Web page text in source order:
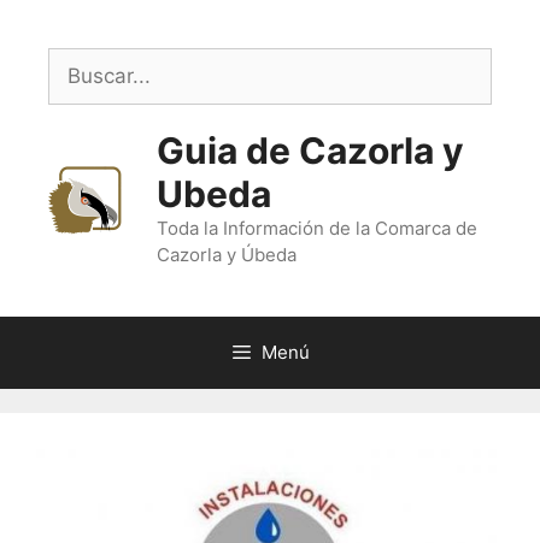
contenido
Buscar:
Guia de Cazorla y
Ubeda
Toda la Información de la Comarca de
Cazorla y Úbeda
Menú